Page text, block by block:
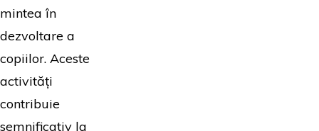
mintea în
dezvoltare a
copiilor. Aceste
activități
contribuie
semnificativ la